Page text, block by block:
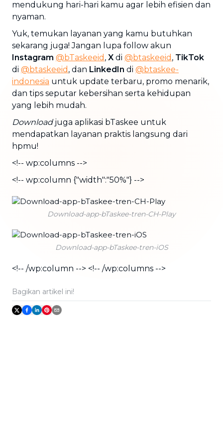
mendukung hari-hari kamu agar lebih efisien dan
nyaman.
Yuk, temukan layanan yang kamu butuhkan
sekarang juga! Jangan lupa follow akun
Instagram @bTaskeeid , X di @btaskeeid , TikTok
di @btaskeeid , dan LinkedIn di @btaskee-
indonesia untuk update terbaru, promo menarik,
dan tips seputar kebersihan serta kehidupan
yang lebih mudah.
Downloadjuga aplikasi bTaskee untuk
mendapatkan layanan praktis langsung dari
hpmu!
<!-- wp:columns -->
<!-- wp:column {"width":"50%"} -->
Download-app-bTaskee-tren-CH-Play
Download-app-bTaskee-tren-iOS
<!-- /wp:column --> <!-- /wp:columns -->
Bagikan artikel ini!